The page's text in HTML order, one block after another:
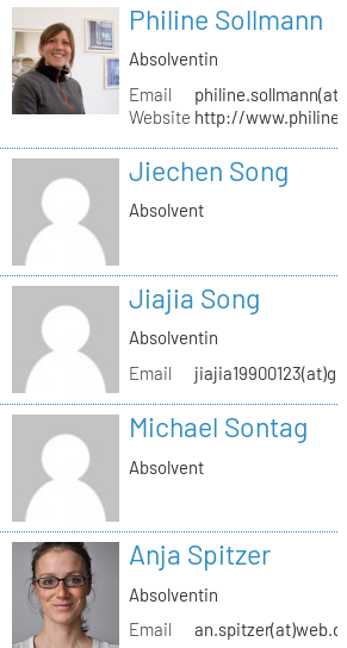
Philine Sollmann
Absolventin
Email
Website http://
Jiechen Song
Absolvent
Jiajia Song
Absolventin
Email
Michael Sontag
Absolvent
Anja Spitzer
Absolventin
Email